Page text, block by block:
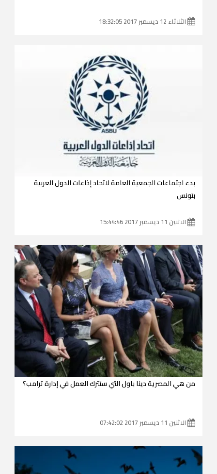
الثلاثاء 12 ديسمبر 2017 18:32:05
بدء اجتماعات الجمعية العامة لاتحاد إذاعات الدول العربية
بتونس
الاثنين 11 ديسمبر 2017 15:44:46
من هي المصرية دينا باول التي ستترك العمل في إدارة ترامب؟
الاثنين 11 ديسمبر 2017 07:42:02